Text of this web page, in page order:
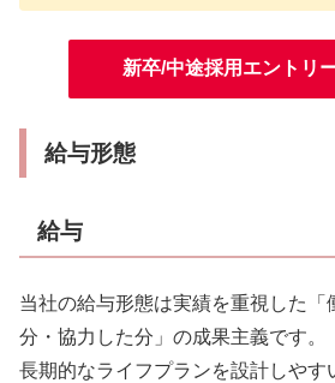
新卒/中途採用エントリ
給与形態
給与
当社の給与形態は実績を重視した「
分・協力した分」の成果主義です。
長期的なライフプランを設計しやす